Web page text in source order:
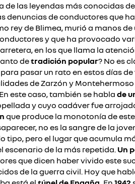
de las leyendas más conocidas
denuncias de conductores que
rey de Blimea, murió a manos
y que ha provocado
en los que llama la
detradición popular? No es
pasar un rato en estos días de
de Zarzón y
En este caso, también se habla de
y cuyo cadáver fue
que produce la monotonía de
no es la sangre de la
pero el lugar que acumula
escenario de la más repetida.Un
que dicen haber vivido este
de la guerra civil. Hoy que